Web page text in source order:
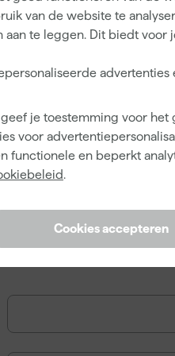
van de website te
te leggen. Dit biedt voor
advertenties
je toestemming voor het
voor
functionele en beperkt
.
Cookies accepteren
Hoogglanslak - 1L
Morgen bezorgd
70,99
incl. BTW